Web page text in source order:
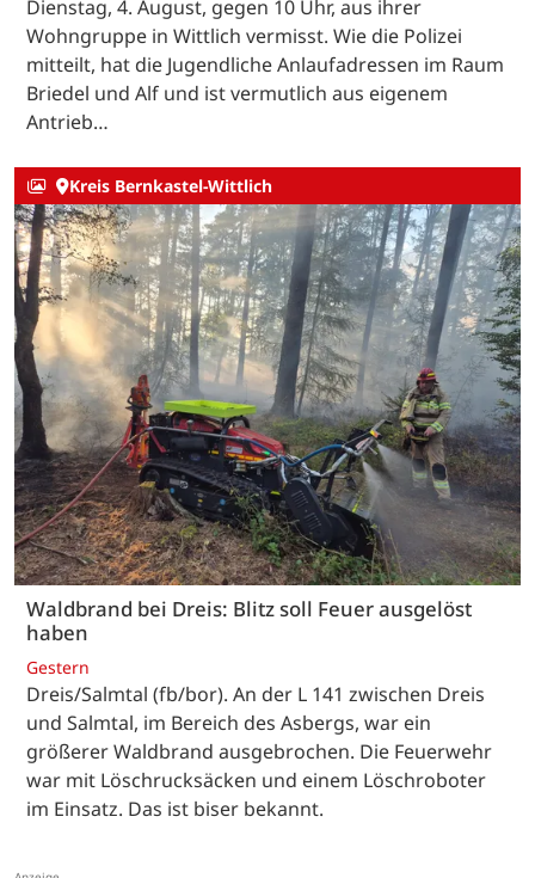
Dienstag, 4. August, gegen 10 Uhr, aus ihrer
Wohngruppe in Wittlich vermisst. Wie die Polizei
mitteilt, hat die Jugendliche Anlaufadressen im Raum
Briedel und Alf und ist vermutlich aus eigenem
Antrieb…
Kreis Bernkastel-Wittlich
Waldbrand bei Dreis: Blitz soll Feuer ausgelöst
haben
Gestern
Dreis/Salmtal (fb/bor). An der L 141 zwischen Dreis
und Salmtal, im Bereich des Asbergs, war ein
größerer Waldbrand ausgebrochen. Die Feuerwehr
war mit Löschrucksäcken und einem Löschroboter
im Einsatz. Das ist biser bekannt.